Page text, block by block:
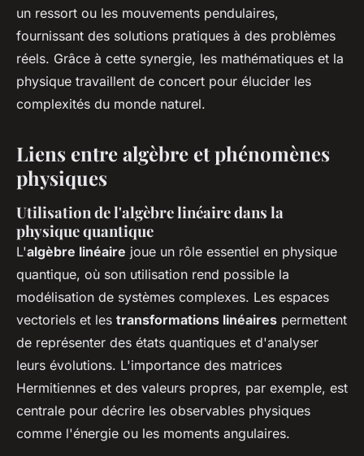
un ressort ou les mouvements pendulaires,
fournissant des solutions pratiques à des problèmes
réels. Grâce à cette synergie, les mathématiques et la
physique travaillent de concert pour élucider les
complexités du monde naturel.
Liens entre algèbre et phénomènes
physiques
Utilisation de l'algèbre linéaire dans la
physique quantique
L'algèbre linéaire joue un rôle essentiel en physique
quantique, où son utilisation rend possible la
modélisation de systèmes complexes. Les espaces
vectoriels et les transformations linéaires permettent
de représenter des états quantiques et d'analyser
leurs évolutions. L'importance des matrices
Hermitiennes et des valeurs propres, par exemple, est
centrale pour décrire les observables physiques
comme l'énergie ou les moments angulaires.